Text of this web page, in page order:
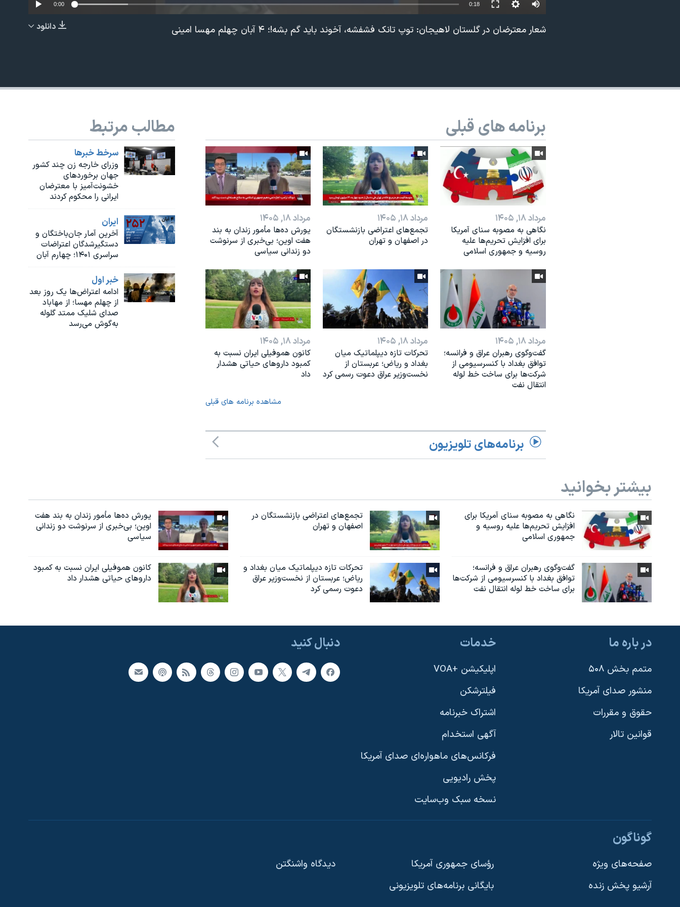
دنبال کنید
زبانهای مختلف
EMBED
0:00 0:18
دانلود شعار معترضان در گلستان لاهیجان: توپ تانک فشفشه، آخوند باید گم بشه!؛ ۴ آبان چهلم مهسا امینی
مطالب مرتبط
سرخط خبرها
وزرای خارجه زن چند کشور
جهان برخوردهای
خشونت‌آمیز با معترضان
ایرانی را محکوم کردند
ايران
آخرین آمار جان‌باختگان و
دستگیرشدگان‌ اعتراضات
سراسری ۱۴۰۱؛ چهارم آبان
خبر اول
ادامه اعتراض‌ها یک روز بعد
از چهلم مهسا؛ از مهاباد
صدای شلیک ممتد گلوله
به‌گوش می‌رسد
برنامه های قبلی
مرداد ۱۸, ۱۴۰۵
نگاهی به مصوبه سنای آمریکا
برای افزایش تحریم‌ها علیه
روسیه و جمهوری اسلامی
مرداد ۱۸, ۱۴۰۵
تجمع‌های اعتراضی بازنشستگان
در اصفهان و تهران
مرداد ۱۸, ۱۴۰۵
یورش ده‌ها مأمور زندان به بند
هفت اوین؛ بی‌خبری از سرنوشت
دو زندانی سیاسی
مرداد ۱۸, ۱۴۰۵
گفت‌وگوی رهبران عراق و فرانسه؛
توافق بغداد با کنسرسیومی از
شرکت‌ها برای ساخت خط لوله
انتقال نفت
مرداد ۱۸, ۱۴۰۵
تحرکات تازه دیپلماتیک میان
بغداد و ریاض؛ عربستان از
نخست‌وزیر عراق دعوت رسمی کرد
مرداد ۱۸, ۱۴۰۵
کانون هموفیلی ایران نسبت به
کمبود داروهای حیاتی هشدار
داد
مشاهده برنامه های قبلی
برنامه‌های تلویزیون
بیشتر بخوانید
نگاهی به مصوبه سنای آمریکا برای
افزایش تحریم‌ها علیه روسیه و
جمهوری اسلامی
تجمع‌های اعتراضی بازنشستگان در
اصفهان و تهران
یورش ده‌ها مأمور زندان به بند هفت
اوین؛ بی‌خبری از سرنوشت دو زندانی
سیاسی
گفت‌وگوی رهبران عراق و فرانسه؛
توافق بغداد با کنسرسیومی از شرکت‌ها
برای ساخت خط لوله انتقال نفت
تحرکات تازه دیپلماتیک میان بغداد و
ریاض؛ عربستان از نخست‌وزیر عراق
دعوت رسمی کرد
کانون هموفیلی ایران نسبت به کمبود
داروهای حیاتی هشدار داد
دنبال کنید در باره ما
متمم بخش ۵۰۸
منشور صدای آمریکا
حقوق و مقررات
قوانین تالار
خدمات
اپلیکیشن +VOA
فیلترشکن
اشتراک خبرنامه
آگهی استخدام
فرکانس‌های ماهواره‌ای صدای آمریکا
پخش رادیویی
نسخه سبک وب‌سایت
گوناگون
صفحه‌های ویژه
آرشیو پخش زنده
رؤسای جمهوری آمریکا
بایگانی برنامه‌های تلویزیونی
دیدگاه‌ واشنگتن